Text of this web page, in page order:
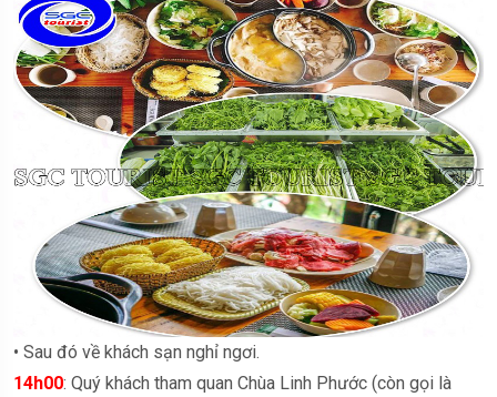
• Sau đó về khách sạn nghỉ ngơi.
14h00: Quý khách tham quan Chùa Linh Phước (còn gọi là